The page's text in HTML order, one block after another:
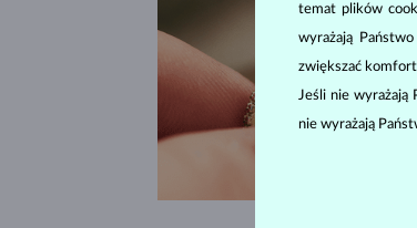
temat plików
wyrażają
zwiększać
Jeśli nie wyrażają
nie wyrażają